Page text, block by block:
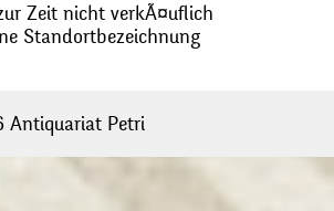
Zeit nicht verkÃ¤uflich
Standortbezeichnung
Antiquariat Petri